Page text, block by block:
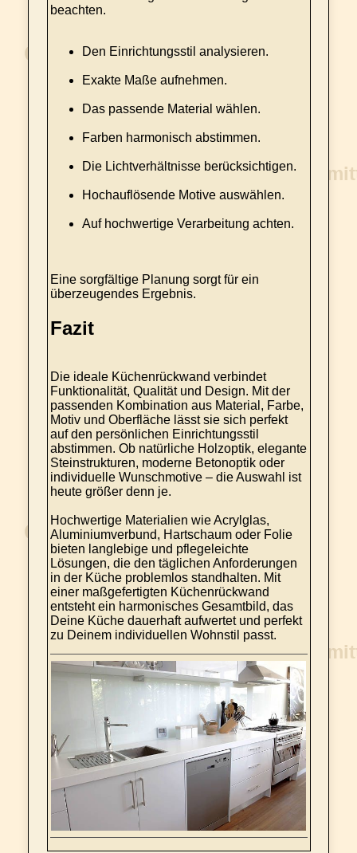
beachten.
Den Einrichtungsstil analysieren.
Exakte Maße aufnehmen.
Das passende Material wählen.
Farben harmonisch abstimmen.
Die Lichtverhältnisse berücksichtigen.
Hochauflösende Motive auswählen.
Auf hochwertige Verarbeitung achten.
Eine sorgfältige Planung sorgt für ein
überzeugendes Ergebnis.
Fazit
Die ideale Küchenrückwand verbindet
Funktionalität, Qualität und Design. Mit der
passenden Kombination aus Material, Farbe,
Motiv und Oberfläche lässt sie sich perfekt
auf den persönlichen Einrichtungsstil
abstimmen. Ob natürliche Holzoptik, elegante
Steinstrukturen, moderne Betonoptik oder
individuelle Wunschmotive – die Auswahl ist
heute größer denn je.
Hochwertige Materialien wie Acrylglas,
Aluminiumverbund, Hartschaum oder Folie
bieten langlebige und pflegeleichte
Lösungen, die den täglichen Anforderungen
in der Küche problemlos standhalten. Mit
einer maßgefertigten Küchenrückwand
entsteht ein harmonisches Gesamtbild, das
Deine Küche dauerhaft aufwertet und perfekt
zu Deinem individuellen Wohnstil passt.